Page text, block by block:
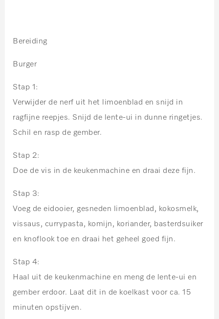
Bereiding
Burger
Stap 1:
Verwijder de nerf uit het limoenblad en snijd in
ragfijne reepjes. Snijd de lente-ui in dunne ringetjes.
Schil en rasp de gember.
Stap 2:
Doe de vis in de keukenmachine en draai deze fijn.
Stap 3:
Voeg de eidooier, gesneden limoenblad, kokosmelk,
vissaus, currypasta, komijn, koriander, basterdsuiker
en knoflook toe en draai het geheel goed fijn.
Stap 4:
Haal uit de keukenmachine en meng de lente-ui en
gember erdoor. Laat dit in de koelkast voor ca. 15
minuten opstijven.